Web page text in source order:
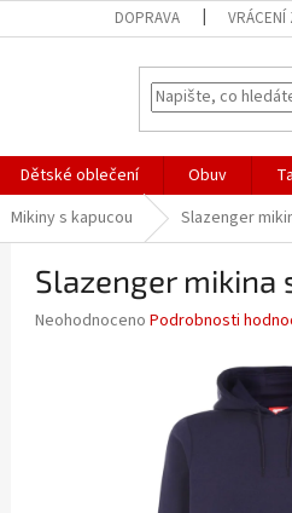
DOPRAVA
Dětské oblečení Obuv
Mikiny s kapucou Slazenger
Slazenger mikina
Průměrné
Neohodnoceno Podrobnosti